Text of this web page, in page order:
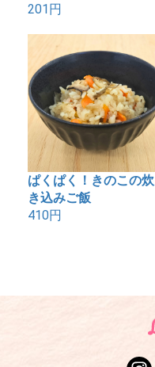
201円
ぱくぱく！きのこの炊
き込みご飯
410円